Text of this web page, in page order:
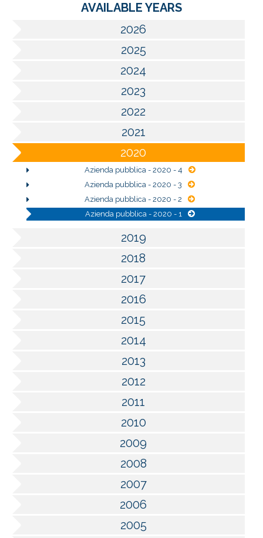
AVAILABLE YEARS
2026
2025
2024
2023
2022
2021
2020
Azienda pubblica - 2020 - 4
Azienda pubblica - 2020 - 3
Azienda pubblica - 2020 - 2
Azienda pubblica - 2020 - 1
2019
2018
2017
2016
2015
2014
2013
2012
2011
2010
2009
2008
2007
2006
2005